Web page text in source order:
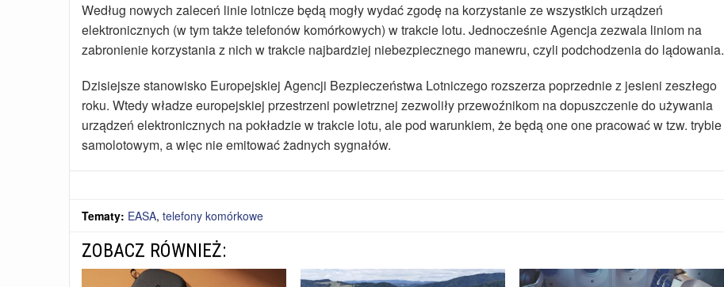
Według nowych zaleceń linie lotnicze będą mogły wydać zgodę na korzystanie ze wszystkich urządzeń
elektronicznych (w tym także telefonów komórkowych) w trakcie lotu. Jednocześnie Agencja zezwala liniom na
zabronienie korzystania z nich w trakcie najbardziej niebezpiecznego manewru, czyli podchodzenia do lądowania.
Dzisiejsze stanowisko Europejskiej Agencji Bezpieczeństwa Lotniczego rozszerza poprzednie z jesieni zeszłego
roku. Wtedy władze europejskiej przestrzeni powietrznej zezwoliły przewoźnikom na dopuszczenie do używania
urządzeń elektronicznych na pokładzie w trakcie lotu, ale pod warunkiem, że będą one one pracować w tzw. trybie
samolotowym, a więc nie emitować żadnych sygnałów.
Tematy: EASA, telefony komórkowe
ZOBACZ RÓWNIEŻ: